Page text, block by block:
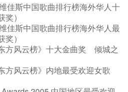
斯中国歌曲排行榜海外华人十
奖）
斯中国歌曲排行榜海外华人最
奖）
风云榜》十大金曲奖 倾城之
风云榜》内地最受欢迎女歌